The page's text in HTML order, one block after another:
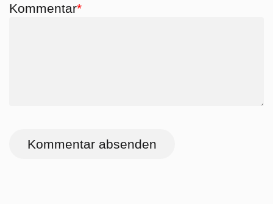
Pflichtfeld
Kommentar*
Kommentar absenden